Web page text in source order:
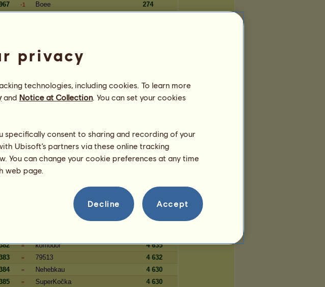
-1 Boee
274
dny
= Sykorka
4 659
= Inquisitor
4 657
373
= Ready
4 653
= vladous
4 652
= Bačuska
4 652
376
pigy06
4 644
4 643
= komodor
4 635
= 79513
4 632
= Nehebkau
4 630
= SuperKočka
4 630
privacy
technologies, including cookies. To learn more
and Notice at Collection. You can set your cookies
consent to sharing and recording of your
Ubisoft’s partners via these online tracking
You can change your cookie preferences at any time
web page.
Decline Accept